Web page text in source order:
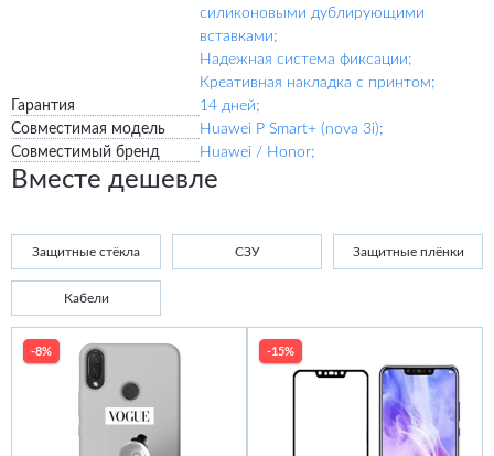
силиконовыми дублирующими
вставками;
Надежная система фиксации;
Креативная накладка с принтом;
Гарантия
14 дней;
Совместимая модель
Huawei P Smart+ (nova 3i);
Совместимый бренд
Huawei / Honor;
Вместе дешевле
Защитные стёкла СЗУ Защитные плёнки
Кабели
-8% -15%